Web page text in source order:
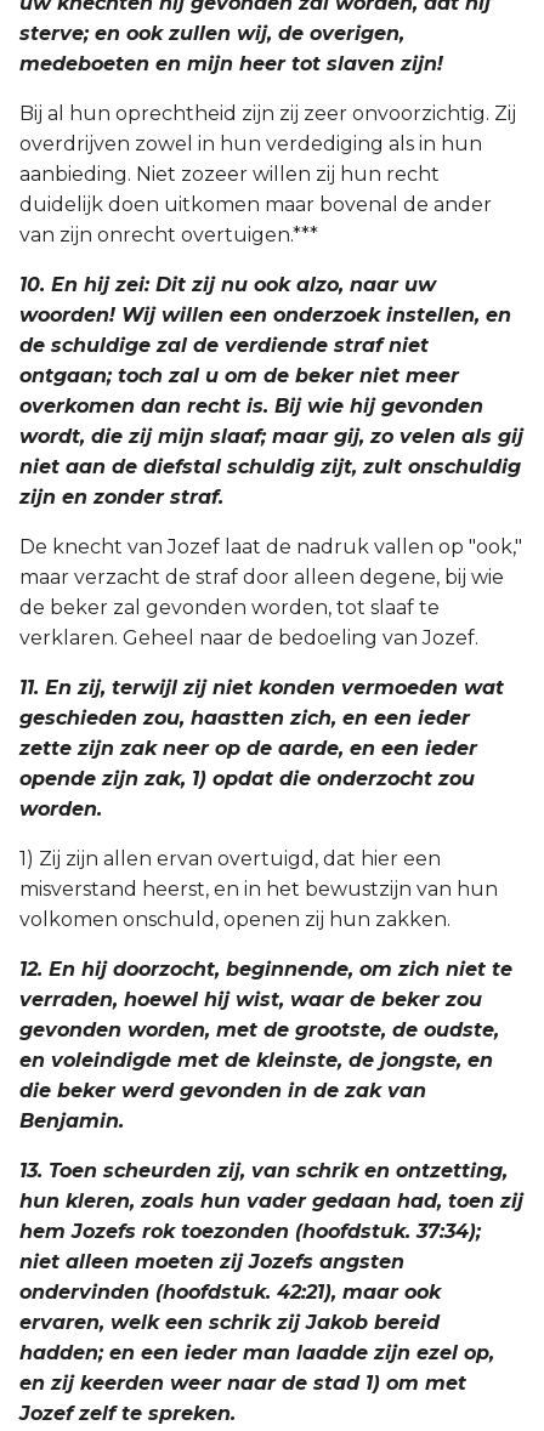
sterve; en ook zullen wij, de overigen,
medeboeten en mijn heer tot slaven zijn!
Bij al hun oprechtheid zijn zij zeer onvoorzichtig. Zij
overdrijven zowel in hun verdediging als in hun
aanbieding. Niet zozeer willen zij hun recht
duidelijk doen uitkomen maar bovenal de ander
van zijn onrecht overtuigen.***
10. En hij zei: Dit zij nu ook alzo, naar uw
woorden! Wij willen een onderzoek instellen, en
de schuldige zal de verdiende straf niet
ontgaan; toch zal u om de beker niet meer
overkomen dan recht is. Bij wie hij gevonden
wordt, die zij mijn slaaf; maar gij, zo velen als gij
niet aan de diefstal schuldig zijt, zult onschuldig
zijn en zonder straf.
De knecht van Jozef laat de nadruk vallen op "ook,"
maar verzacht de straf door alleen degene, bij wie
de beker zal gevonden worden, tot slaaf te
verklaren. Geheel naar de bedoeling van Jozef.
11. En zij, terwijl zij niet konden vermoeden wat
geschieden zou, haastten zich, en een ieder
zette zijn zak neer op de aarde, en een ieder
opende zijn zak, 1) opdat die onderzocht zou
worden.
1) Zij zijn allen ervan overtuigd, dat hier een
misverstand heerst, en in het bewustzijn van hun
volkomen onschuld, openen zij hun zakken.
12. En hij doorzocht, beginnende, om zich niet te
verraden, hoewel hij wist, waar de beker zou
gevonden worden, met de grootste, de oudste,
en voleindigde met de kleinste, de jongste, en
die beker werd gevonden in de zak van
Benjamin.
13. Toen scheurden zij, van schrik en ontzetting,
hun kleren, zoals hun vader gedaan had, toen zij
hem Jozefs rok toezonden (hoofdstuk. 37:34);
niet alleen moeten zij Jozefs angsten
ondervinden (hoofdstuk. 42:21), maar ook
ervaren, welk een schrik zij Jakob bereid
hadden; en een ieder man laadde zijn ezel op,
en zij keerden weer naar de stad 1) om met
Jozef zelf te spreken.